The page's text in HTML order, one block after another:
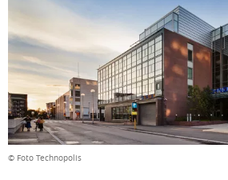
© Foto Technopolis